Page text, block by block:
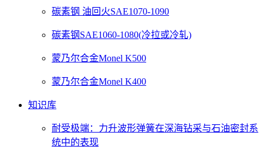
碳素钢 油回火SAE1070-1090
碳素钢SAE1060-1080(冷拉或冷轧)
蒙乃尔合金Monel K500
蒙乃尔合金Monel K400
知识库
耐受极端：力升波形弹簧在深海钻采与石油密封系
统中的表现